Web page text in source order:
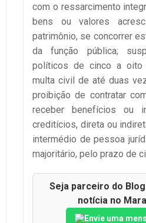
com o ressarcimento
bens ou valores
patrimônio, se concorrer
da função pública;
políticos de cinco a oito
multa civil de até duas
proibição de contratar
receber benefícios ou
creditícios, direta ou
intermédio de pessoa
majoritário, pelo prazo de
Seja parceiro do
notícia no
Envie uma